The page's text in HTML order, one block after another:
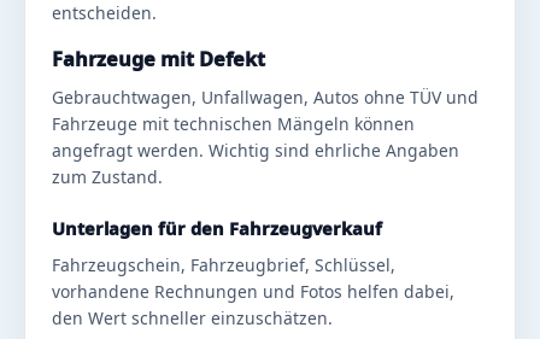
entscheiden.
Fahrzeuge mit Defekt
Gebrauchtwagen, Unfallwagen, Autos ohne TÜV und
Fahrzeuge mit technischen Mängeln können
angefragt werden. Wichtig sind ehrliche Angaben
zum Zustand.
Unterlagen für den Fahrzeugverkauf
Fahrzeugschein, Fahrzeugbrief, Schlüssel,
vorhandene Rechnungen und Fotos helfen dabei,
den Wert schneller einzuschätzen.